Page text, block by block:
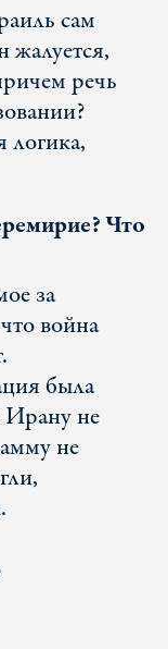
сам
жалуется,
речь
логика,
Что
за
война
была
не
не